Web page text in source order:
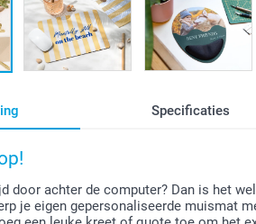
Specificaties
door achter de computer? Dan is het
je eigen gepersonaliseerde muismat